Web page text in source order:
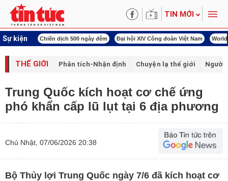
TIN MỚI
Sự kiện
mạng Chiến dịch 500 ngày đêm Đại hội XIV Công đoàn Việt Nam
THẾ GIỚI Phân tích-Nhận định Chuyện lạ thế giới Người
Trung Quốc kích hoạt cơ chế ứng
phó khẩn cấp lũ lụt tại 6 địa phương
Chủ Nhật, 07/06/2026 20:38
Bộ Thủy lợi Trung Quốc ngày 7/6 đã kích hoạt cơ